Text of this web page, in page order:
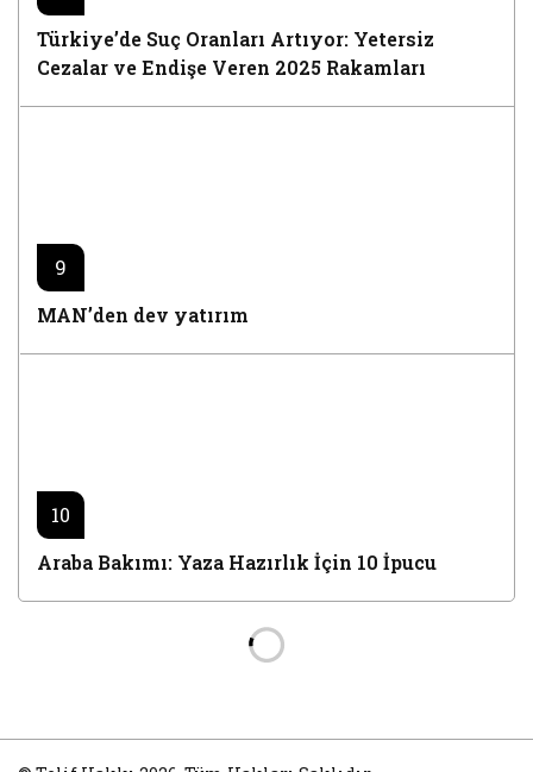
Türkiye’de Suç Oranları Artıyor: Yetersiz
Cezalar ve Endişe Veren 2025 Rakamları
8
Autosport International 2025
9
MAN’den dev yatırım
10
Araba Bakımı: Yaza Hazırlık İçin 10 İpucu